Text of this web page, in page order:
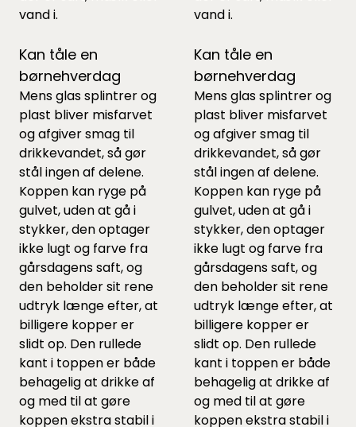
vand i.
Kan tåle en
børnehverdag
Mens glas splintrer og
plast bliver misfarvet
og afgiver smag til
drikkevandet, så gør
stål ingen af delene.
Koppen kan ryge på
gulvet, uden at gå i
stykker, den optager
ikke lugt og farve fra
gårsdagens saft, og
den beholder sit rene
udtryk længe efter, at
billigere kopper er
slidt op. Den rullede
kant i toppen er både
behagelig at drikke af
og med til at gøre
koppen ekstra stabil i
vand i.
Kan tåle en
børnehverdag
Mens glas splintrer og
plast bliver misfarvet
og afgiver smag til
drikkevandet, så gør
stål ingen af delene.
Koppen kan ryge på
gulvet, uden at gå i
stykker, den optager
ikke lugt og farve fra
gårsdagens saft, og
den beholder sit rene
udtryk længe efter, at
billigere kopper er
slidt op. Den rullede
kant i toppen er både
behagelig at drikke af
og med til at gøre
koppen ekstra stabil i